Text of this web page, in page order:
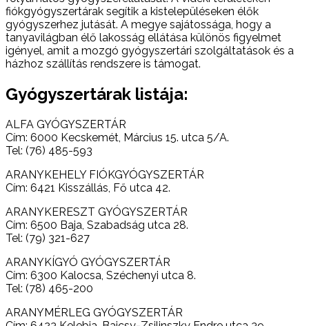
fiókgyógyszertárak segítik a kistelepüléseken élők
gyógyszerhez jutását. A megye sajátossága, hogy a
tanyavilágban élő lakosság ellátása különös figyelmet
igényel, amit a mozgó gyógyszertári szolgáltatások és a
házhoz szállítás rendszere is támogat.
Gyógyszertárak listája:
ALFA GYÓGYSZERTÁR
Cím: 6000 Kecskemét, Március 15. utca 5/A.
Tel: (76) 485-593
ARANYKEHELY FIÓKGYÓGYSZERTÁR
Cím: 6421 Kisszállás, Fő utca 42.
ARANYKERESZT GYÓGYSZERTÁR
Cím: 6500 Baja, Szabadság utca 28.
Tel: (79) 321-627
ARANYKÍGYÓ GYÓGYSZERTÁR
Cím: 6300 Kalocsa, Széchenyi utca 8.
Tel: (78) 465-200
ARANYMÉRLEG GYÓGYSZERTÁR